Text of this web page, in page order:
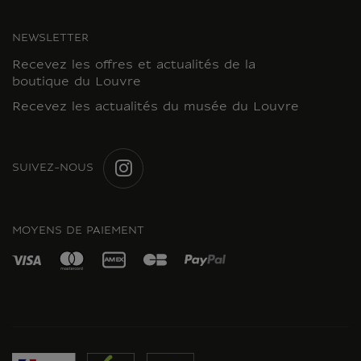
NEWSLETTER
Recevez les offres et actualités de la
boutique du Louvre
Recevez les actualités du musée du Louvre
SUIVEZ-NOUS
MOYENS DE PAIEMENT